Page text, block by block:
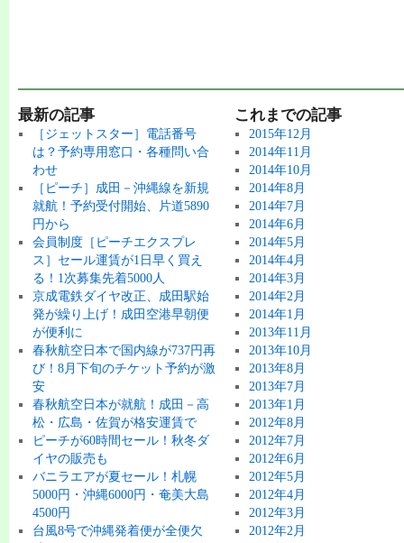
最新の記事
［ジェットスター］電話番号
は？予約専用窓口・各種問い合
わせ
［ピーチ］成田－沖縄線を新規
就航！予約受付開始、片道5890
円から
会員制度［ピーチエクスプレ
ス］セール運賃が1日早く買え
る！1次募集先着5000人
京成電鉄ダイヤ改正、成田駅始
発が繰り上げ！成田空港早朝便
が便利に
春秋航空日本で国内線が737円再
び！8月下旬のチケット予約が激
安
春秋航空日本が就航！成田－高
松・広島・佐賀が格安運賃で
ピーチが60時間セール！秋冬ダ
イヤの販売も
バニラエアが夏セール！札幌
5000円・沖縄6000円・奄美大島
4500円
台風8号で沖縄発着便が全便欠
これまでの記事
2015年12月
2014年11月
2014年10月
2014年8月
2014年7月
2014年6月
2014年5月
2014年4月
2014年3月
2014年2月
2014年1月
2013年11月
2013年10月
2013年8月
2013年7月
2013年1月
2012年8月
2012年7月
2012年6月
2012年5月
2012年4月
2012年3月
2012年2月